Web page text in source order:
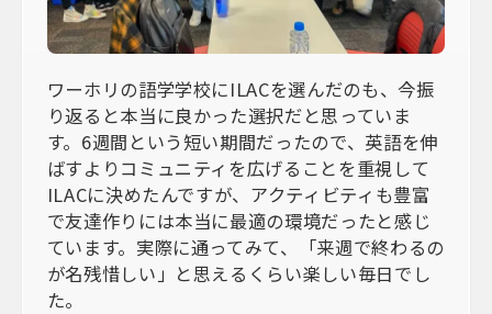
ワーホリの語学学校にILACを選んだのも、今振
り返ると本当に良かった選択だと思っていま
す。6週間という短い期間だったので、英語を伸
ばすよりコミュニティを広げることを重視して
ILACに決めたんですが、アクティビティも豊富
で友達作りには本当に最適の環境だったと感じ
ています。実際に通ってみて、「来週で終わるの
が名残惜しい」と思えるくらい楽しい毎日でし
た。